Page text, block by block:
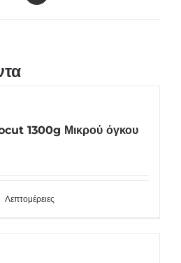
1300g Μικρού όγκου
Λεπτομέρειες